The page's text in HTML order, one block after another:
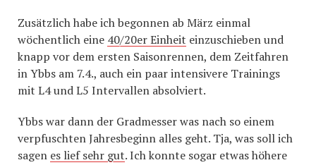
Zusätzlich habe ich begonnen ab März einmal
wöchentlich eine 40/20er Einheit einzuschieben und
knapp vor dem ersten Saisonrennen, dem Zeitfahren
in Ybbs am 7.4., auch ein paar intensivere Trainings
mit L4 und L5 Intervallen absolviert.
Ybbs war dann der Gradmesser was nach so einem
verpfuschten Jahresbeginn alles geht. Tja, was soll ich
sagen es lief sehr gut. Ich konnte sogar etwas höhere